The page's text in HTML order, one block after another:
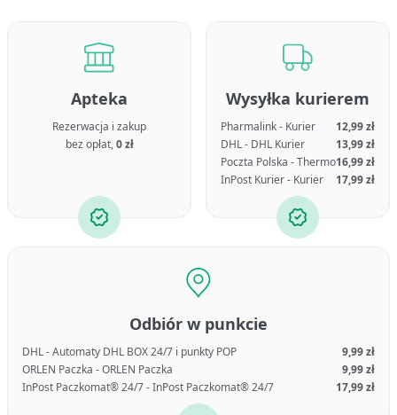
Apteka
Rezerwacja i zakup
bez opłat,0 zł
Wysyłka kurierem
Pharmalink - Kurier
12,99 zł
DHL - DHL Kurier
13,99 zł
Poczta Polska - Thermo16,99 zł
InPost Kurier - Kurier
17,99 zł
Odbiór w punkcie
DHL - Automaty DHL BOX 24/7 i punkty POP
9,99 zł
ORLEN Paczka - ORLEN Paczka
9,99 zł
InPost Paczkomat® 24/7 - InPost Paczkomat® 24/7
17,99 zł